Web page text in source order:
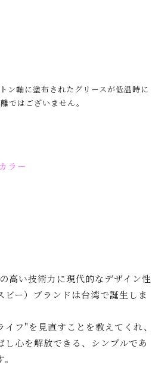
ン軸に塗布されたグリースが低温時に
ではございません。
ラー
高い技術力に現代的なデザイン性
ー）ブランドは台湾で誕生しま
フ"を見直すことを教えてくれ、
心を解放できる、シンプルであ